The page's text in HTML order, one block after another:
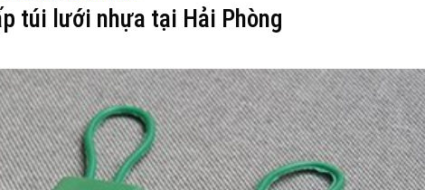
túi lưới nhựa tại Hải Phòng